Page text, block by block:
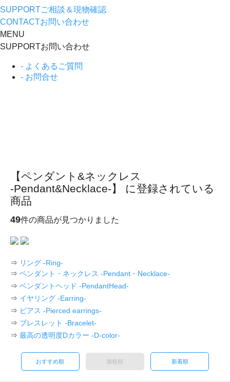
SUPPORTご相談＆現物確認
CONTACTお問い合わせ
MENU
SUPPORTお問い合わせ
- よくあるご質問
- お問合せ
【ペンダント&ネックレス
-Pendant&Necklace-】 に登録されている
商品
49件の商品が見つかりました
⇒ リング -Ring-
⇒ ペンダント・ネックレス -Pendant・Necklace-
⇒ ペンダントヘッド -PendantHead-
⇒ イヤリング -Earring-
⇒ ピアス -Pierced earrings-
⇒ ブレスレット -Bracelet-
⇒ 最高の透明度Dカラー -D-color-
おすすめ順 価格順 新着順